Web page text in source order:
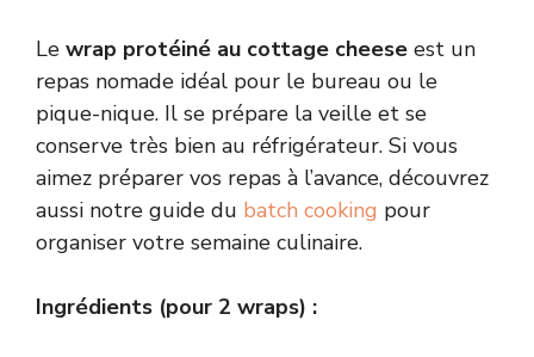
Le wrap protéiné au cottage cheese est un
repas nomade idéal pour le bureau ou le
pique-nique. Il se prépare la veille et se
conserve très bien au réfrigérateur. Si vous
aimez préparer vos repas à l’avance, découvrez
aussi notre guide du batch cooking pour
organiser votre semaine culinaire.
Ingrédients (pour 2 wraps) :